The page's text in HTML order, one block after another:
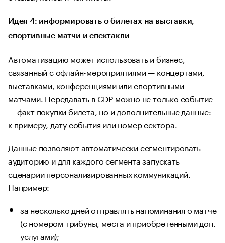
Идея 4: информировать о билетах на выставки,
спортивные матчи и спектакли
Автоматизацию может использовать и бизнес,
связанный с офлайн-мероприятиями — концертами,
выставками, конференциями или спортивными
матчами. Передавать в CDP можно не только событие
— факт покупки билета, но и дополнительные данные:
к примеру, дату события или номер сектора.
Данные позволяют автоматически сегментировать
аудиторию и для каждого сегмента запускать
сценарии персонализированных коммуникаций.
Например:
за несколько дней отправлять напоминания о матче
(с номером трибуны, места и приобретенными доп.
услугами);